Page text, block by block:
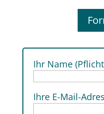
Ihr Name
Ihre E-Mail-